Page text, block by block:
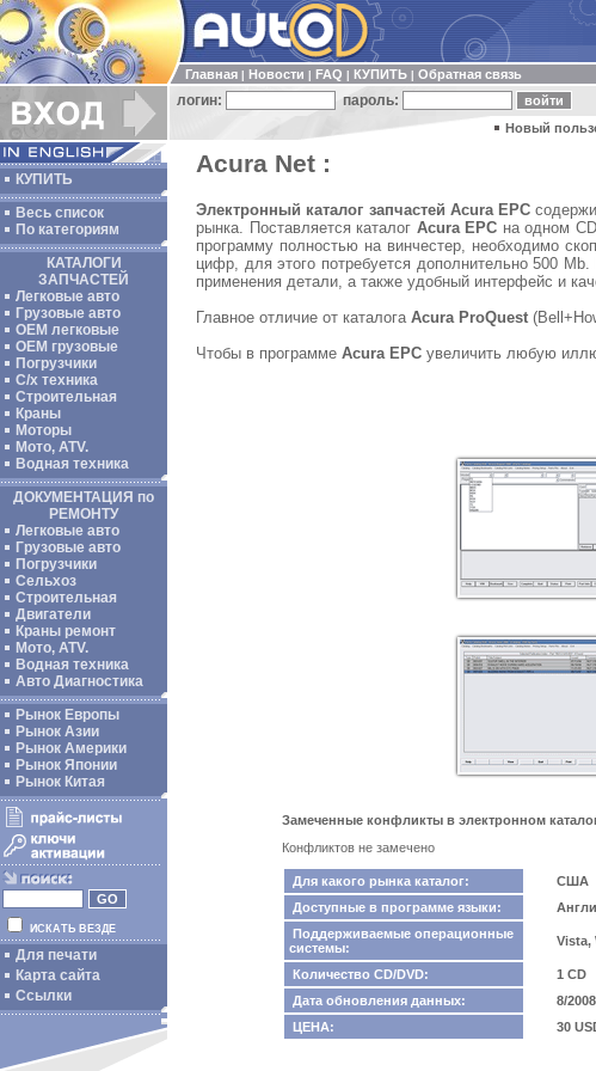
Главная Новости FAQ КУПИТЬ Обратная связь
логин: пароль:
Новый
КУПИТЬ
Весь список
По категориям
КАТАЛОГИ
ЗАПЧАСТЕЙ
Легковые авто
Грузовые авто
ОЕМ легковые
OEM грузовые
Погрузчики
С/х техника
Строительная
Краны
Моторы
Мото, ATV.
Водная техника
ДОКУМЕНТАЦИЯ по
РЕМОНТУ
Легковые авто
Грузовые авто
Погрузчики
Сельхоз
Строительная
Двигатели
Краны ремонт
Мото, ATV.
Водная техника
Авто Диагностика
Рынок Европы
Рынок Азии
Рынок Америки
Рынок Японии
Рынок Китая
ИСКАТЬ ВЕЗДЕ
Для печати
Карта сайта
Ссылки
Acura Net :
Электронный каталог запчастей Acura EPC
рынка. Поставляется каталог Acura EPC на одном
программу полностью на винчестер, необходимо
цифр, для этого потребуется дополнительно 500
применения детали, а также удобный интерфейс и
Главное отличие от каталога Acura ProQuest
Чтобы в программе Acura EPC увеличить любую
Замеченные конфликты в электронном
Конфликтов не замечено
Для какого рынка каталог:
США
Доступные в программе языки:
Поддерживаемые операционные
системы:
Vista,
Количество CD/DVD:
1 CD
Дата обновления данных:
8/2008
ЦЕНА:
30